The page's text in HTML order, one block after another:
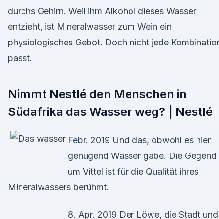
durchs Gehirn. Weil ihm Alkohol dieses Wasser
entzieht, ist Mineralwasser zum Wein ein
physiologisches Gebot. Doch nicht jede
passt.
Nimmt Nestlé den Menschen in
Südafrika das Wasser weg? | Nestlé
Febr. 2019 Und das, obwohl es hier
genügend Wasser gäbe. Die Gegend
um Vittel ist für die Qualität ihres
Mineralwassers berühmt.
8. Apr. 2019 Der Löwe, die Stadt und